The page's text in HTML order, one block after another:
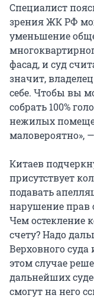
Специалист
зрения ЖК РФ
уменьшение
фасад, и суд
значит,
себе. Чтобы вы
собрать 100%
нежилых
маловероятно»,
Китаев
присутствует
подавать
нарушение прав
Чем остекление
счету? Надо
Верховного суда
этом случае
дальнейших
смогут на него